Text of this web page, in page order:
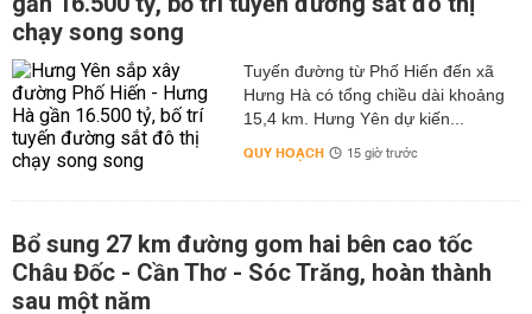
chạy song song
Tuyến đường từ Phố Hiến đến xã
Hưng Hà có tổng chiều dài khoảng
15,4 km. Hưng Yên dự kiến...
QUY HOẠCH 15 giờ trước
Bổ sung 27 km đường gom hai bên cao tốc
Châu Đốc - Cần Thơ - Sóc Trăng, hoàn thành
sau một năm